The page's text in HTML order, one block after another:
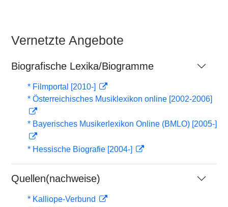
Vernetzte Angebote
Biografische Lexika/Biogramme
* Filmportal [2010-]
* Österreichisches Musiklexikon online [2002-2006]
* Bayerisches Musikerlexikon Online (BMLO) [2005-]
* Hessische Biografie [2004-]
Quellen(nachweise)
* Kalliope-Verbund